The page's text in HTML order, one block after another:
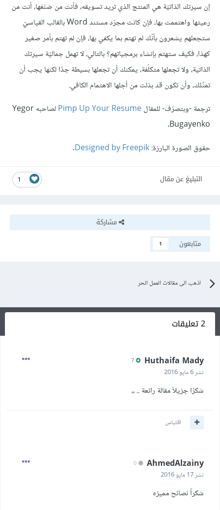
إن سيرتك الذاتيّة هي المنتج الذي تريد تسويقه، فأنت من صَنَعَها، أنت من
رعيتها واهتممت بها، فإن كانت مجرّد مستند Word بالقالب القياسيّ
ستجعلهم يشعرون بأنّك لم تهتم بما يكفي بها، فإن لم تهتم بأمر صغير
كهذا، فكيف ستهتم بإنشاء برمجياتهم؟ بالتالي، لا تهمل جماليّة سيرتك
الذاتية، ولا تجعلها متكلّفة، يمكنك أن تجعلها بسيطة جدًا لكنها يجب أن
تمثّلك، وأن تكون قد بذلت من أجلها الاهتمام الكافي.
ترجمة -وبتصرّف- للمقالPimp Up Your Resume
لصاحبه Yegor
Bugayenko.
حقوق الصورة البارزة:Designed by Freepik
.
1 التبليغ عن مقال
مشاركة
متابعون
1
اذهب الى مقالات العمل الحر
2 تعليقات
Huthaifa Mady
نشر6 مايو 2016
شكرًا جزيلأ مقالة رائعة .. ،،
اقتباس
AhmedAlzainy
نشر17 مايو 2016
شكراً نصائح مميزه